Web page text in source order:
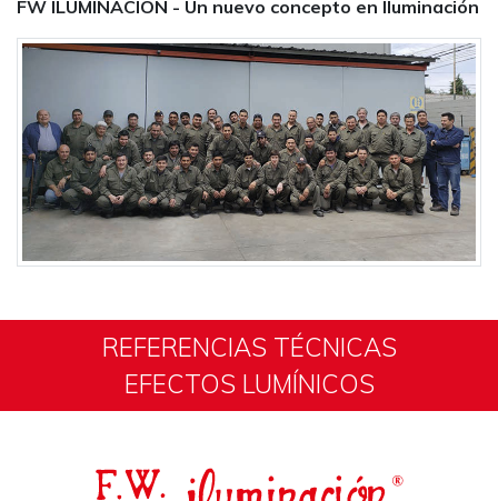
FW ILUMINACION - Un nuevo concepto en Iluminación
REFERENCIAS TÉCNICAS
EFECTOS LUMÍNICOS